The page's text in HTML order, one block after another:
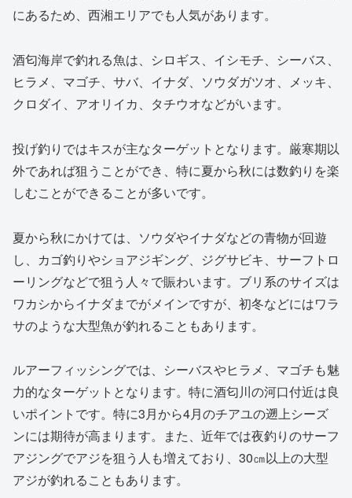
にあるため、西湘エリアでも人気があります。
酒匂海岸で釣れる魚は、シロギス、イシモチ、シーバス、
ヒラメ、マゴチ、サバ、イナダ、ソウダガツオ、メッキ、
クロダイ、アオリイカ、タチウオなどがいます。
投げ釣りではキスが主なターゲットとなります。厳寒期以
外であれば狙うことができ、特に夏から秋には数釣りを楽
しむことができることが多いです。
夏から秋にかけては、ソウダやイナダなどの青物が回遊
し、カゴ釣りやショアジギング、ジグサビキ、サーフトロ
ーリングなどで狙う人々で賑わいます。ブリ系のサイズは
ワカシからイナダまでがメインですが、初冬などにはワラ
サのような大型魚が釣れることもあります。
ルアーフィッシングでは、シーバスやヒラメ、マゴチも魅
力的なターゲットとなります。特に酒匂川の河口付近は良
いポイントです。特に3月から4月のチアユの遡上シーズ
ンには期待が高まります。また、近年では夜釣りのサーフ
アジングでアジを狙う人も増えており、30㎝以上の大型
アジが釣れることもあります。